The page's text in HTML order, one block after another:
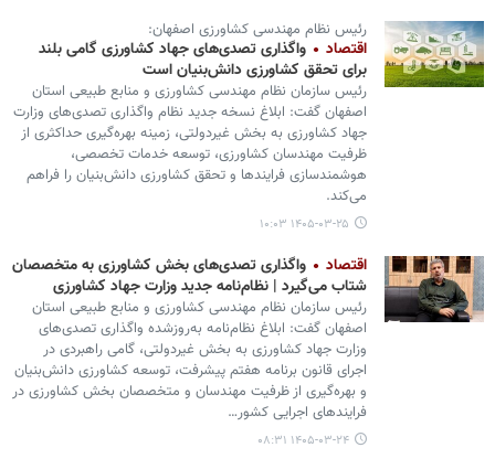
رئیس نظام مهندسی کشاورزی اصفهان:
اقتصاد
واگذاری تصدی‌های جهاد کشاورزی گامی بلند
برای تحقق کشاورزی دانش‌بنیان است
رئیس سازمان نظام مهندسی کشاورزی و منابع طبیعی استان
اصفهان گفت: ابلاغ نسخه جدید نظام واگذاری تصدی‌های وزارت
جهاد کشاورزی به بخش غیردولتی، زمینه بهره‌گیری حداکثری از
ظرفیت مهندسان کشاورزی، توسعه خدمات تخصصی،
هوشمندسازی فرایندها و تحقق کشاورزی دانش‌بنیان را فراهم
می‌کند.
۱۴۰۵-۰۳-۲۵ ۱۰:۰۳
اقتصاد
واگذاری تصدی‌های بخش کشاورزی به متخصصان
شتاب می‌گیرد | نظام‌نامه جدید وزارت جهاد کشاورزی
رئیس سازمان نظام مهندسی کشاورزی و منابع طبیعی استان
اصفهان گفت: ابلاغ نظام‌نامه به‌روزشده واگذاری تصدی‌های
وزارت جهاد کشاورزی به بخش غیردولتی، گامی راهبردی در
اجرای قانون برنامه هفتم پیشرفت، توسعه کشاورزی دانش‌بنیان
و بهره‌گیری از ظرفیت مهندسان و متخصصان بخش کشاورزی در
فرایندهای اجرایی کشور…
۱۴۰۵-۰۳-۲۴ ۰۸:۳۱